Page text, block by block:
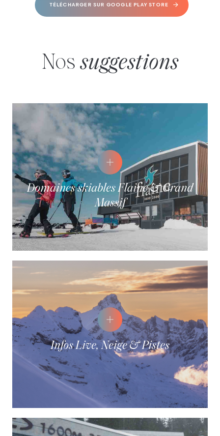
TÉLÉCHARGER SUR GOOGLE PLAY STORE
Nos suggestions
Domaines skiables Flaine & Grand
Massif
Infos Live, Neige & Pistes